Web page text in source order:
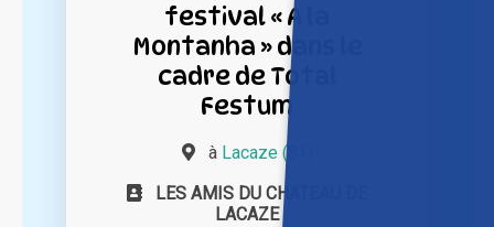
festival « A la
Montanha » dans le
cadre de Total
Festum
à Lacaze (81)
LES AMIS DU CHATEAU DE
LACAZE